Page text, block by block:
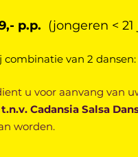
,- p.p. (jongeren <
van 2
u voor aanvang van
t.n.v. Cadansia Salsa
worden.